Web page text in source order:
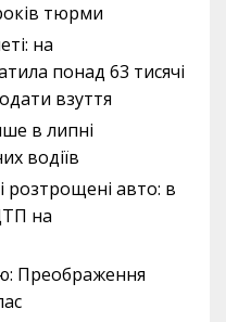
тюрми
на
понад 63 тисячі
взуття
в липні
водіїв
розтрощені авто: в
на
Преображення